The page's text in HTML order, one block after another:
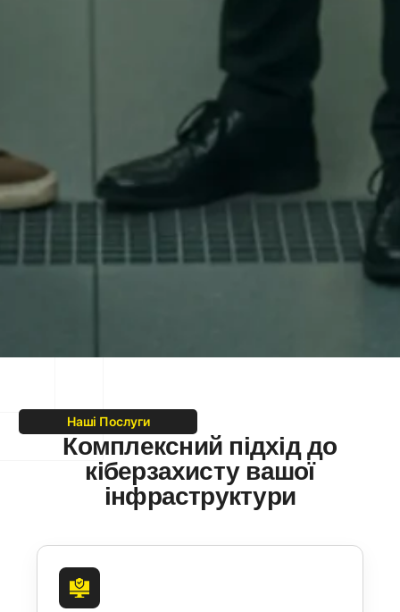
Наші Послуги
Комплексний підхід до
кіберзахисту вашої
інфраструктури